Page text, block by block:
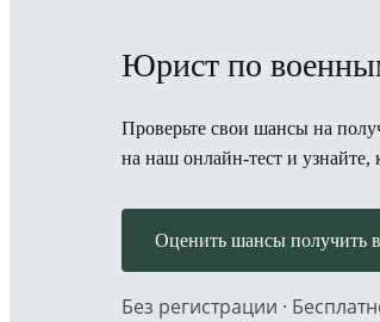
Юрист по
Проверьте свои шансы на
на наш онлайн-тест и узнайте,
Оценить шансы получить
Без регистрации ·